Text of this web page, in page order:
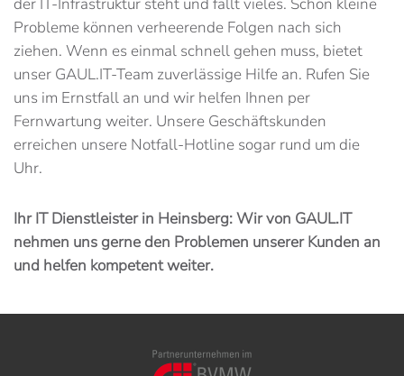
Probleme können verheerende Folgen nach sich
ziehen. Wenn es einmal schnell gehen muss, bietet
unser GAUL.IT-Team zuverlässige Hilfe an. Rufen Sie
uns im Ernstfall an und wir helfen Ihnen per
Fernwartung weiter. Unsere Geschäftskunden
erreichen unsere Notfall-Hotline sogar rund um die
Uhr.
Ihr IT Dienstleister in Heinsberg: Wir von GAUL.IT
nehmen uns gerne den Problemen unserer Kunden an
und helfen kompetent weiter.